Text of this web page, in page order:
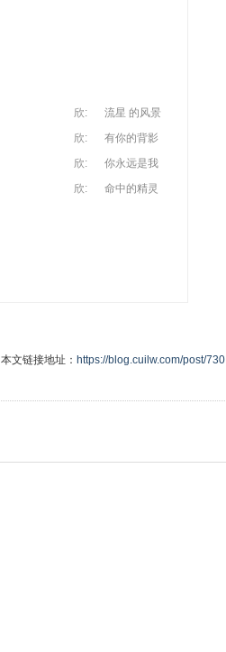
欣:
流星 的风景
欣:
有你的背影
欣:
你永远是我
欣:
命中的精灵
本文链接地址： https://blog.cuilw.com/post/730